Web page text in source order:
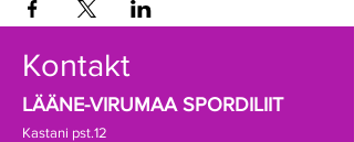
Kontakt
LÄÄNE-VIRUMAA SPORDILIIT
Kastani pst.12